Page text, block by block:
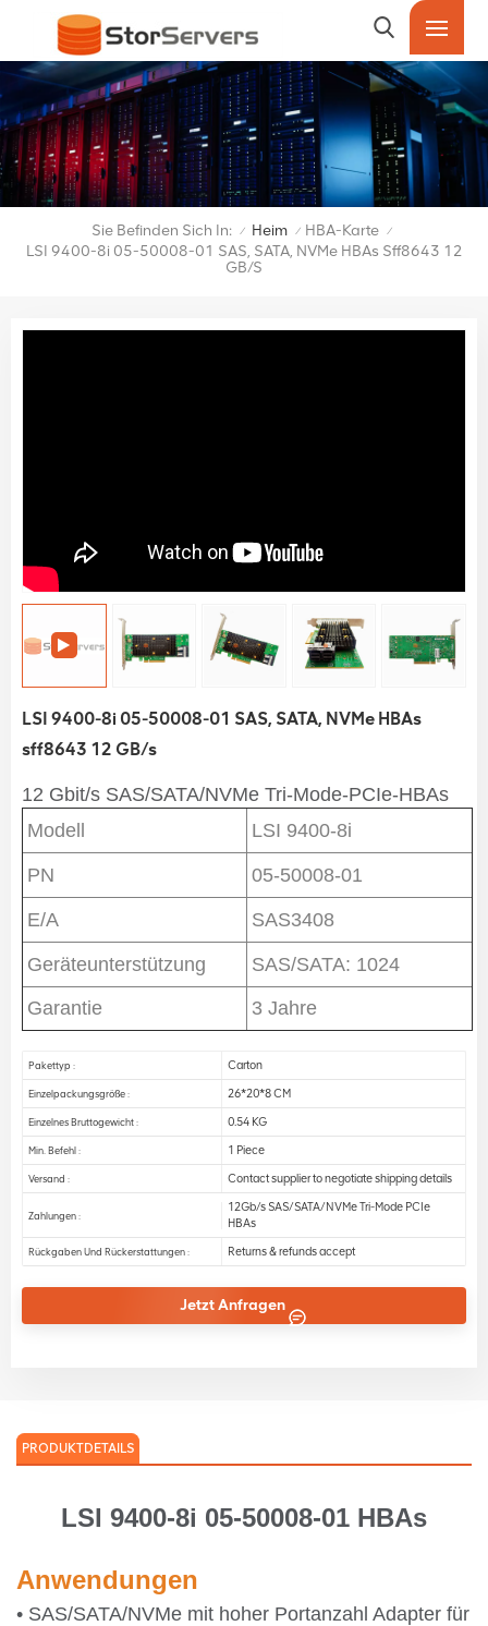
Sie Befinden Sich In: / Heim / HBA-Karte /
LSI 9400-8i 05-50008-01 SAS, SATA, NVMe HBAs Sff8643 12
GB/s
LSI 9400-8i 05-50008-01 SAS, SATA, NVMe HBAs
sff8643 12 GB/s
12 Gbit/s SAS/SATA/NVMe Tri-Mode-PCIe-HBAs
Modell
LSI 9400-8i
PN 05-50008-01
E/A SAS3408
Geräteunterstützung
SAS/SATA: 1024
Garantie
3 Jahre
Pakettyp : Carton
Einzelpackungsgröße : 26*20*8 CM
Einzelnes Bruttogewicht : 0.54 KG
Min. Befehl : 1 Piece
Versand : Contact supplier to negotiate shipping details
Zahlungen :
12Gb/s SAS/SATA/NVMe Tri-Mode PCIe
HBAs
Rückgaben Und Rückerstattungen : Returns & refunds accept
Jetzt Anfragen
PRODUKTDETAILS
LSI 9400-8i 05-50008-01 HBAs
Anwendungen
• SAS/SATA/NVMe mit hoher Portanzahl Adapter für